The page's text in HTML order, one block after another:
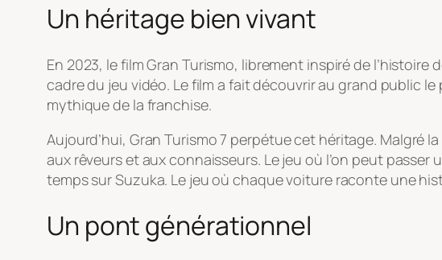
Un héritage bien vivant
En 2023, le filmGran Turismo, librement inspiré de l’histoire
cadre du jeu vidéo. Le film a fait découvrir au grand public
mythique de la franchise.
Aujourd’hui, Gran Turismo 7 perpétue cet héritage. Malgré
aux rêveurs et aux connaisseurs. Le jeu où l’on peut
temps sur Suzuka. Le jeu où chaque voiture raconte une
Un pont générationnel